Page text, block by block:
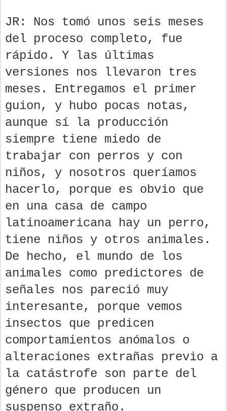
JR: Nos tomó unos seis meses
del proceso completo, fue
rápido. Y las últimas
versiones nos llevaron tres
meses. Entregamos el primer
guion, y hubo pocas notas,
aunque sí la producción
siempre tiene miedo de
trabajar con perros y con
niños, y nosotros queríamos
hacerlo, porque es obvio que
en una casa de campo
latinoamericana hay un perro,
tiene niños y otros animales.
De hecho, el mundo de los
animales como predictores de
señales nos pareció muy
interesante, porque vemos
insectos que predicen
comportamientos anómalos o
alteraciones extrañas previo a
la catástrofe son parte del
género que producen un
suspenso extraño.